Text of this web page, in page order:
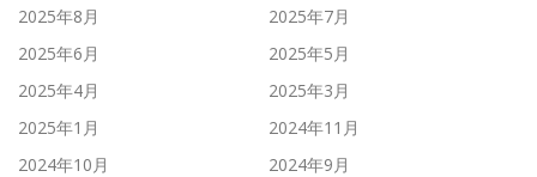
2025年8月
2025年7月
2025年6月
2025年5月
2025年4月
2025年3月
2025年1月
2024年11月
2024年10月
2024年9月